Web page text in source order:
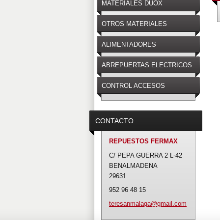
MATERIALES DUOX
OTROS MATERIALES
ALIMENTADORES
ABREPUERTAS ELECTRICOS
CONTROL ACCESOS
CONTACTO
REPUESTOS FERMAX
C/ PEPA GUERRA 2 L-42
BENALMADENA
29631
952 96 48 15
teresanmalaga@gmail.com